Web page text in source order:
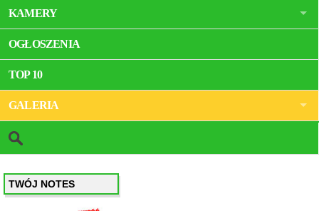
KAMERY
OGŁOSZENIA
TOP 10
GALERIA
TWÓJ NOTES